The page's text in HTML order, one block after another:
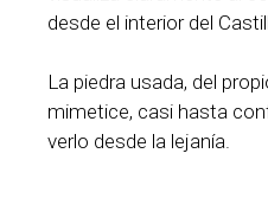
desde el interior del
La piedra usada, del
mimetice, casi hasta
verlo desde la lejanía.